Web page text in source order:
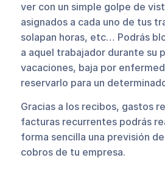
ver con un simple golpe de
asignados a cada uno de tus
solapan horas, etc… Podrás
a aquel trabajador durante su
vacaciones, baja por
reservarlo para un
Gracias a los recibos, gastos
facturas recurrentes podrás
forma sencilla una previsión
cobros de tu empresa.